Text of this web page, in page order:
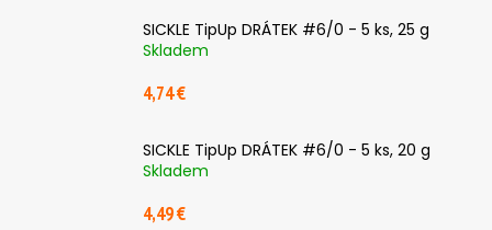
SICKLE TipUp DRÁTEK #6/0 - 5 ks, 25 g
Skladem
4,74 €
SICKLE TipUp DRÁTEK #6/0 - 5 ks, 20 g
Skladem
4,49 €